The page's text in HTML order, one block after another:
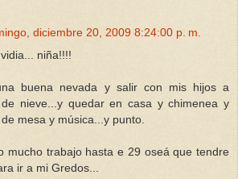
diciembre 20, 2009 8:24:00 p. m.
niña!!!!
buena nevada y salir con mis hijos a
nieve...y quedar en casa y chimenea y
mesa y música...y punto.
mucho trabajo hasta e 29 oseá que tendre
ir a mi Gredos...